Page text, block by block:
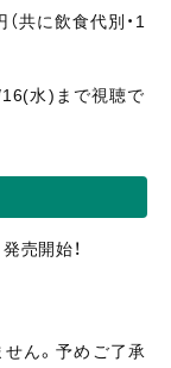
共に飲食代別・1
(水)まで視聴で
売開始！
ん。予めご了承